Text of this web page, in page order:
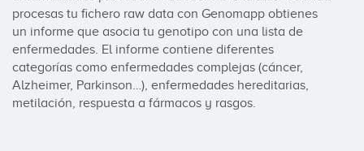
procesas tu fichero raw data con Genomapp obtienes
un informe que asocia tu genotipo con una lista de
enfermedades. El informe contiene diferentes
categorías como enfermedades complejas (cáncer,
Alzheimer, Parkinson…), enfermedades hereditarias,
metilación, respuesta a fármacos y rasgos.